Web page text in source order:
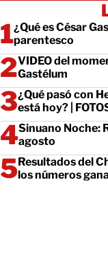
¿Qué es César
parentesco
VIDEO del
Gastélum
¿Qué pasó con
está hoy? |
Sinuano Noche:
agosto
Resultados del
los números